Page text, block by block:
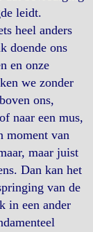
leidt.
heel anders
doende ons
en onze
we zonder
ons,
naar een mus,
moment van
maar juist
Dan kan het
van de
in een ander